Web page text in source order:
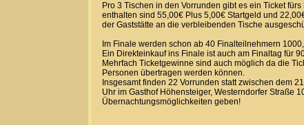
Pro 3 Tischen in den Vorrunden gibt es ein Ticket
enthalten sind 55,00€ Plus 5,00€ Startgeld und
der Gaststätte an die verbleibenden Tische
Im Finale werden schon ab 40 Finalteilnehmern
Ein Direkteinkauf ins Finale ist auch am Finaltag für
Mehrfach Ticketgewinne sind auch möglich da die
Personen übertragen werden können.
Insgesamt finden 22 Vorrunden statt zwischen dem
Uhr im Gasthof Höhensteiger, Westerndorfer Straße
Übernachtungsmöglichkeiten geben!